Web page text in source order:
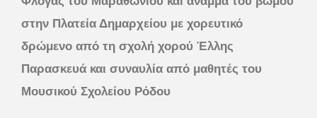
στην Πλατεία Δημαρχείου με χορευτικό
δρώμενο από τη σχολή χορού Έλλης
Παρασκευά και συναυλία από μαθητές του
Μουσικού Σχολείου Ρόδου